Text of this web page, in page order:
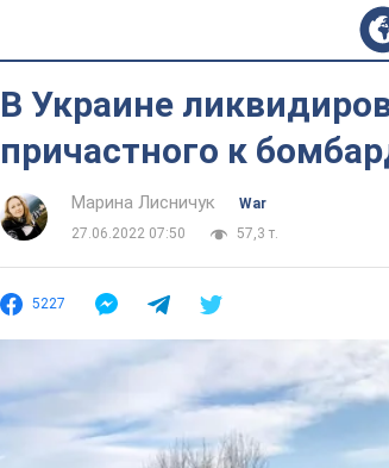
В Украине
причастного к
Марина Лисничук
War
27.06.2022 07:50
57,3 т.
5227